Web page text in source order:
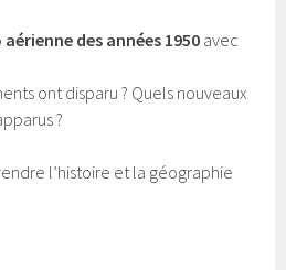
des années 1950 avec
ont disparu ? Quels nouveaux
?
l’histoire et la géographie